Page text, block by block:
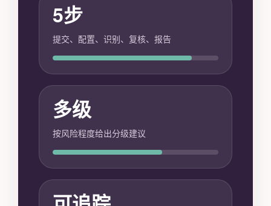
5步
提交、配置、识别、复核、报告
多级
按风险程度给出分级建议